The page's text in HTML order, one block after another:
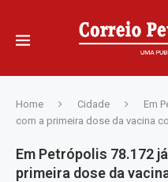
Home Cidade
Em
com a primeira dose da vacina
Em Petrópolis 78.172
primeira dose da